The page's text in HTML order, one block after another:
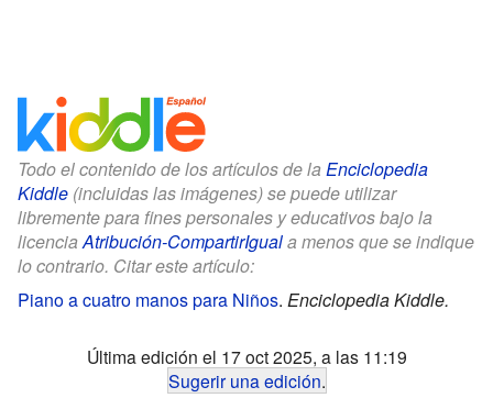
Todo el contenido de los artículos de la Enciclopedia
Kiddle (incluidas las imágenes) se puede utilizar
libremente para fines personales y educativos bajo la
licenciaAtribución-CompartirIguala menos que se indique
lo contrario. Citar este artículo:
Piano a cuatro manos para Niños. Enciclopedia Kiddle.
Última edición el 17 oct 2025, a las 11:19
Sugerir una edición.